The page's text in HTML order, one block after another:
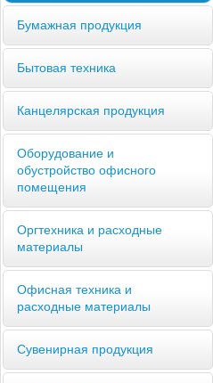
Бумажная продукция
Бытовая техника
Канцелярская продукция
Оборудование и
обустройство офисного
помещения
Оргтехника и расходные
материалы
Офисная техника и
расходные материалы
Сувенирная продукция